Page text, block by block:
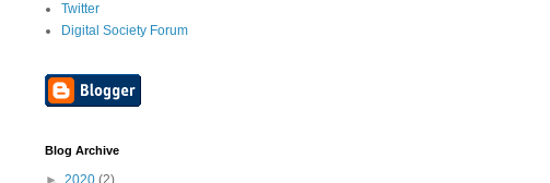
Twitter
Digital Society Forum
Blog Archive